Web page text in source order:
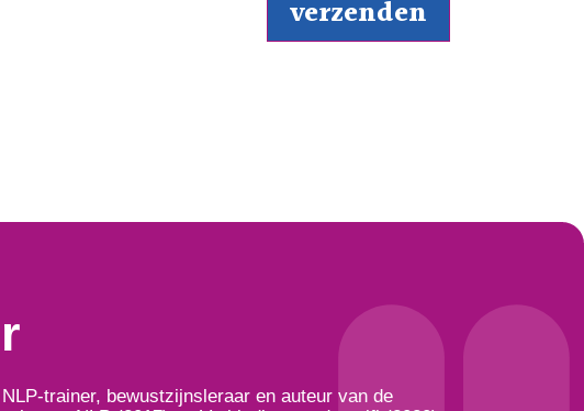
trainer, bewustzijnsleraar en auteur van de